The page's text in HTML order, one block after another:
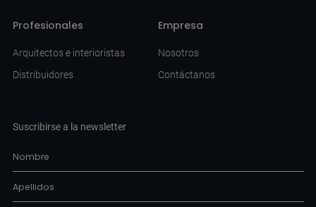
Profesionales
Arquitectos e interioristas
Distribuidores
Empresa
Nosotros
Contáctanos
Suscribirse a la newsletter